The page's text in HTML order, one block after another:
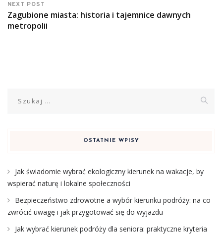
NEXT POST
Zagubione miasta: historia i tajemnice dawnych
metropolii
OSTATNIE WPISY
Jak świadomie wybrać ekologiczny kierunek na wakacje, by
wspierać naturę i lokalne społeczności
Bezpieczeństwo zdrowotne a wybór kierunku podróży: na co
zwrócić uwagę i jak przygotować się do wyjazdu
Jak wybrać kierunek podróży dla seniora: praktyczne kryteria